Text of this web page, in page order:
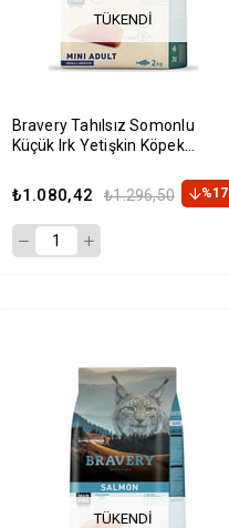
TÜKENDI
Bravery Tahılsız Somonlu
Küçük Irk Yetişkin Köpek
₺1.080,42 ₺1.296,50 %17
TÜKENDI